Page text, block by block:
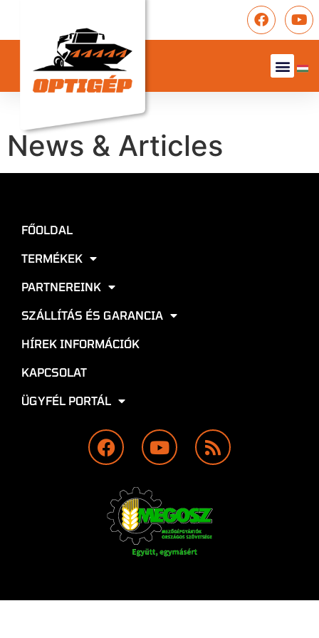
News & Articles
FŐOLDAL
TERMÉKEK
PARTNEREINK
SZÁLLÍTÁS ÉS GARANCIA
HÍREK INFORMÁCIÓK
KAPCSOLAT
ÜGYFÉL PORTÁL